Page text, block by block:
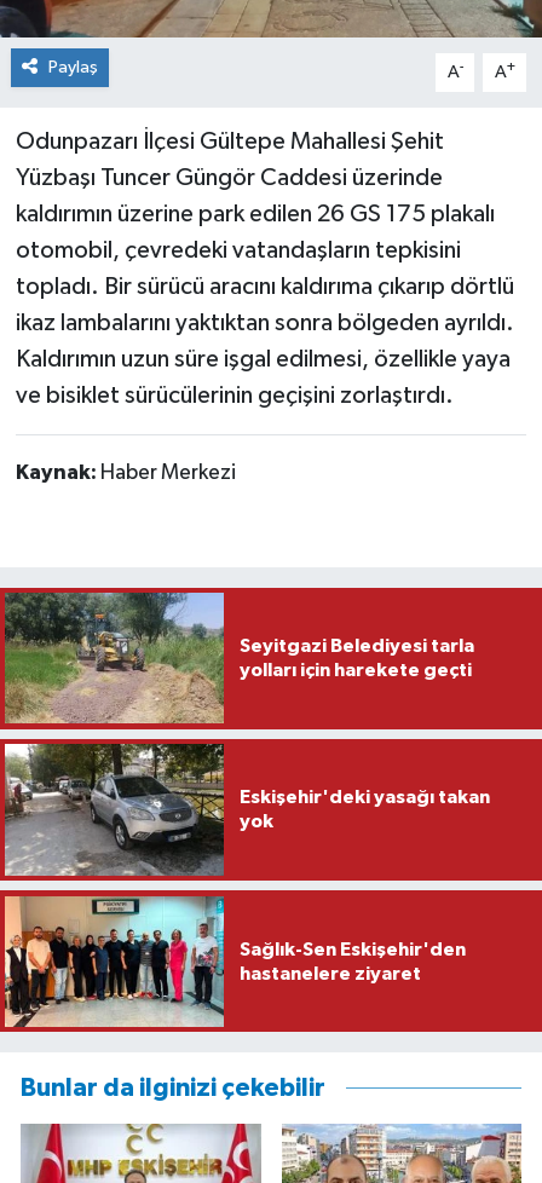
Paylaş A- A+
Odunpazarı İlçesi Gültepe Mahallesi Şehit
Yüzbaşı Tuncer Güngör Caddesi üzerinde
kaldırımın üzerine park edilen 26 GS 175 plakalı
otomobil, çevredeki vatandaşların tepkisini
topladı. Bir sürücü aracını kaldırıma çıkarıp dörtlü
ikaz lambalarını yaktıktan sonra bölgeden ayrıldı.
Kaldırımın uzun süre işgal edilmesi, özellikle yaya
ve bisiklet sürücülerinin geçişini zorlaştırdı.
Kaynak: Haber Merkezi
Seyitgazi Belediyesi tarla
yolları için harekete geçti
Eskişehir'deki yasağı takan
yok
Sağlık-Sen Eskişehir'den
hastanelere ziyaret
Bunlar da ilginizi çekebilir